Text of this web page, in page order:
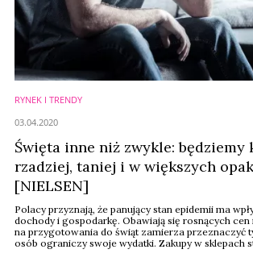
RYNEK I TRENDY
Święta inne niż zwykle: będziemy
rzadziej, taniej i w większych
[NIELSEN]
Polacy przyznają, że panujący stan epidemii ma
dochody i gospodarkę. Obawiają się rosnących
na przygotowania do świąt zamierza przeznaczyć
osób ograniczy swoje wydatki. Zakupy w sklepach
03.04.2020